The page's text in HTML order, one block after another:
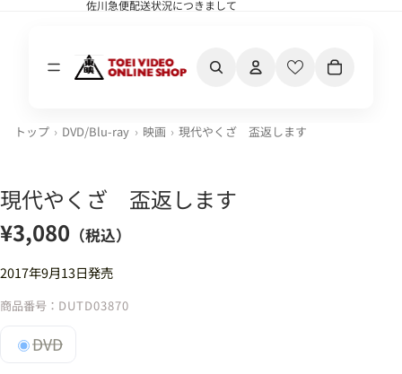
佐川急便配送状況につきまして
佐川急便配送状況につきまして
トップ DVD/Blu-ray 映画 現代やくざ 盃返します
現代やくざ 盃返します
¥3,080 （税込）
2017年9月13日発売
商品番号： DUTD03870
DVD